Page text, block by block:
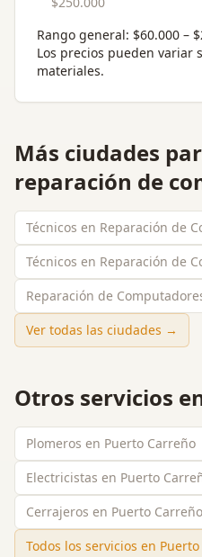
Rango general: $60.000 –
Los precios pueden variar
materiales.
Más ciudades
reparación de
Técnicos en Reparación de
Técnicos en Reparación de
Reparación de
Ver todas las ciudades →
Otros servicios
Plomeros en Puerto Carreño
Electricistas en Puerto
Cerrajeros en Puerto Carreño
Todos los servicios en